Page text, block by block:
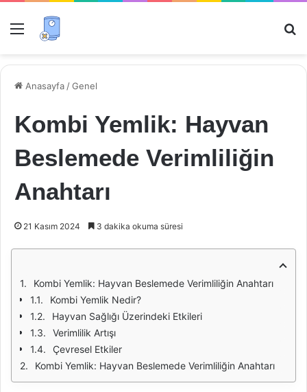
Menü
Anasayfa /Genel
Kombi Yemlik: Hayvan
Beslemede Verimliliğin
Anahtarı
21 Kasım 2024 3 dakika okuma süresi
Kombi Yemlik: Hayvan Beslemede Verimliliğin Anahtarı
Kombi Yemlik Nedir?
Hayvan Sağlığı Üzerindeki Etkileri
Verimlilik Artışı
Çevresel Etkiler
Kombi Yemlik: Hayvan Beslemede Verimliliğin Anahtarı